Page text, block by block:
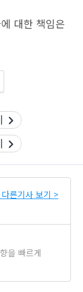
대한 책임은
른기사 보기 >
을 빠르게